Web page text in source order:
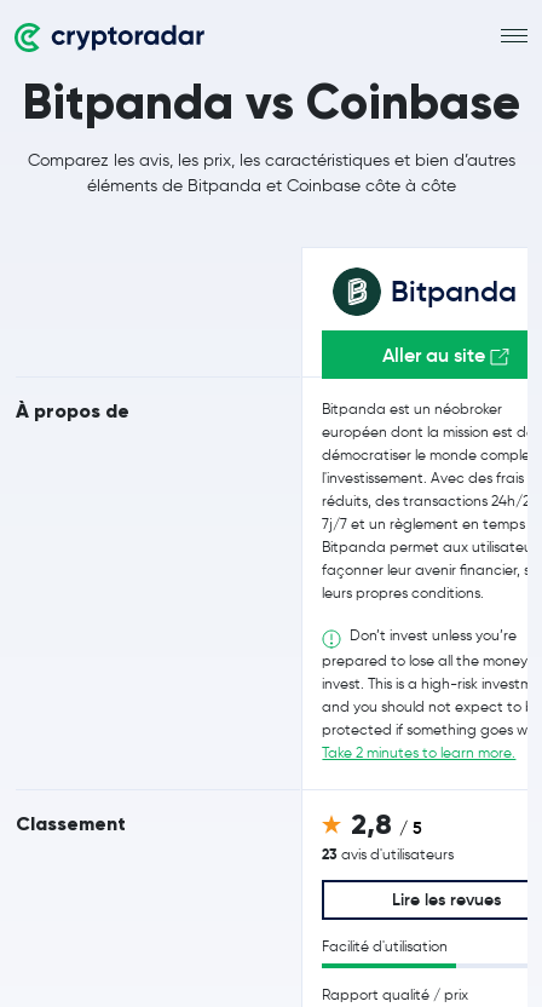
Bitpanda vs Coinbase
Comparez les avis, les prix, les caractéristiques et bien d’autres
éléments de Bitpanda et Coinbase côte à côte
À propos de
Classement
Bitpanda
Aller au site
Bitpanda est un néobroker
européen dont la mission est de
démocratiser le monde
l'investissement. Avec des frais
réduits, des transactions 24h/
7j/7 et un règlement en temps
Bitpanda permet aux
façonner leur avenir financier,
leurs propres conditions.
Don’t invest unless you’re
prepared to lose all the money
invest. This is a high-risk
and you should not expect to
protected if something goes
Take 2 minutes to learn more.
2,8 / 5
23 avis d'utilisateurs
Lire les revues
Facilité d'utilisation
Rapport qualité / prix